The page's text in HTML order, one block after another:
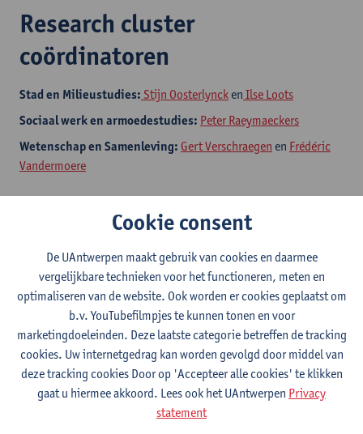
Research cluster
coördinatoren
Stad en Milieustudies: Stijn Oosterlynck en Ilse Loots
Sociaal werk en armoedestudies: Peter Raeymaeckers
Wetenschap en Samenleving: Gert Verschraegen en Frédéric
Vandermoere
Nieuw boek van Liesbeth Naessens en
Peter Raeymaeckers
In
Cookie consent
De UAntwerpen maakt gebruik van cookies en daarmee
vergelijkbare technieken voor het functioneren, meten en
optimaliseren van de website. Ook worden er cookies geplaatst om
b.v. YouTubefilmpjes te kunnen tonen en voor
marketingdoeleinden. Deze laatste categorie betreffen de tracking
cookies. Uw internetgedrag kan worden gevolgd door middel van
deze tracking cookies Door op 'Accepteer alle cookies' te klikken
gaat u hiermee akkoord. Lees ook het UAntwerpen Privacy
statement